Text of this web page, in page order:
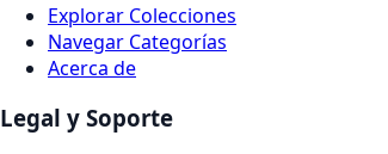
Explorar Colecciones
Navegar Categorías
Acerca de
Legal y Soporte